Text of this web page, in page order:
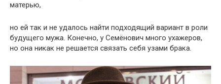
матерью,
но ей так и не удалось найти подходящий вариант в роли
будущего мужа. Конечно, у Семёнович много ухажеров,
но она никак не решается связать себя узами брака.